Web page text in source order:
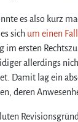
es also kurz
sich um einen
im ersten
allerdings
Damit lag ein
deren